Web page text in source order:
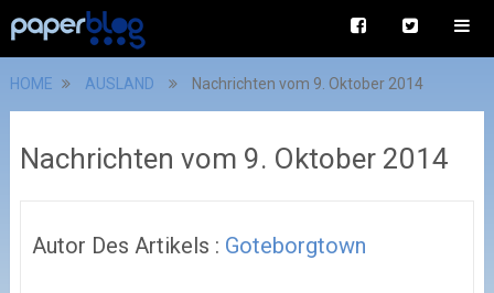
HOME AUSLAND Nachrichten vom 9. Oktober 2014
Nachrichten vom 9. Oktober 2014
Autor Des Artikels : Goteborgtown